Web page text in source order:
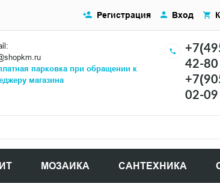
парковка при обращении к
магазина
42-80
02-09
МОЗАИКА САНТЕХНИКА
Регистрация Вход